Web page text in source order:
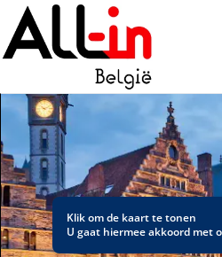
Klik om de kaart te tonen
U gaat hiermee akkoord met